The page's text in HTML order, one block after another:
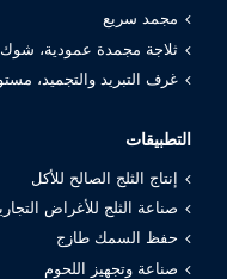
مجمد سريع
ثلاجة مجمدة عمودية، شوك
غرف التبريد والتجميد،
التطبيقات
إنتاج الثلج الصالح للأكل
صناعة الثلج للأغراض
حفظ السمك طازج
صناعة وتجهيز اللحوم